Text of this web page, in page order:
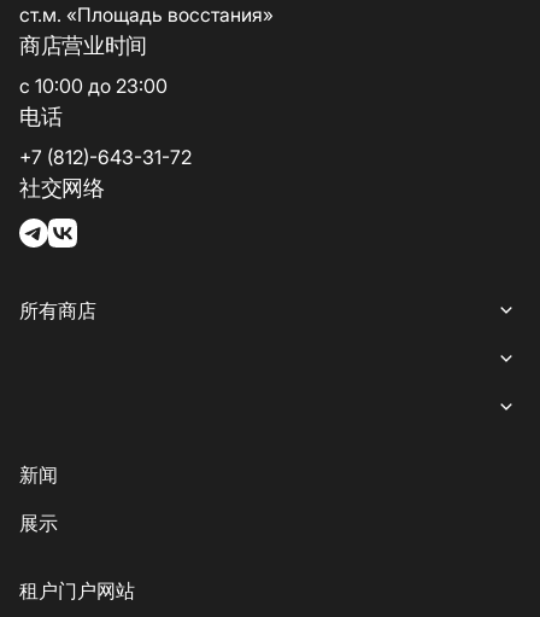
ст.м. «Площадь восстания»
商店营业时间
с 10:00 до 23:00
电话
+7 (812)-643-31-72
社交网络
所有商店
鞋子与箱包
儿童商品
coffee-sweets
格魯吉亞菜
素食主義者/素食主義者
客户服务
儿童服务
新闻
展示
租户门户网站